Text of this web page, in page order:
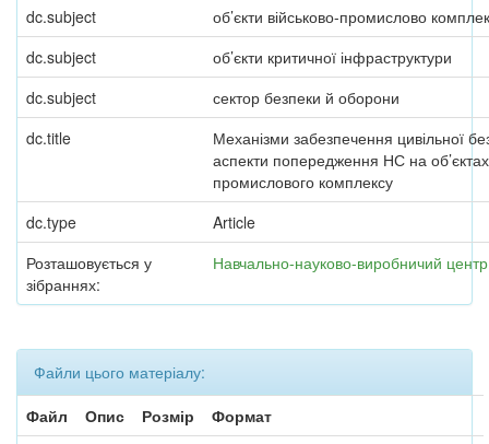
dc.subject
об’єкти військово-промислово
dc.subject
об’єкти критичної інфраструктури
dc.subject
сектор безпеки й оборони
dc.title
Механізми забезпечення цивільної
аспекти попередження НС на об’єктах
промислового комплексу
dc.type
Article
Розташовується у
зібраннях:
Навчально-науково-виробничий центр
Файли цього матеріалу:
Файл
Опис Розмір
Формат